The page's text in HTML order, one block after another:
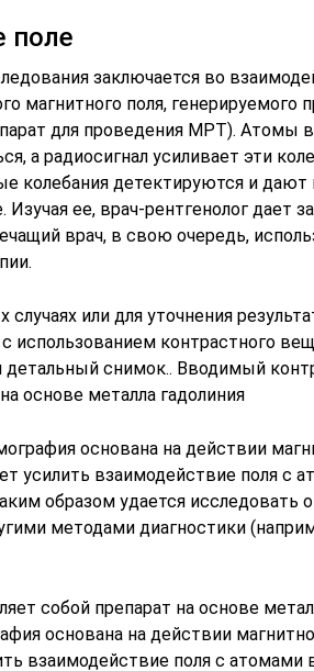
поле
заключается во
магнитного поля, генерируемого
для проведения МРТ). Атомы
а радиосигнал усиливает эти
колебания детектируются и дают
ее, врач-рентгенолог дает
врач, в свою очередь,
или для уточнения
использованием контрастного
детальный снимок.. Вводимый
основе металла гадолиния
основана на действии
усилить взаимодействие поля с
образом удается исследовать
методами диагностики
собой препарат на основе
основана на действии
взаимодействие поля с атомами